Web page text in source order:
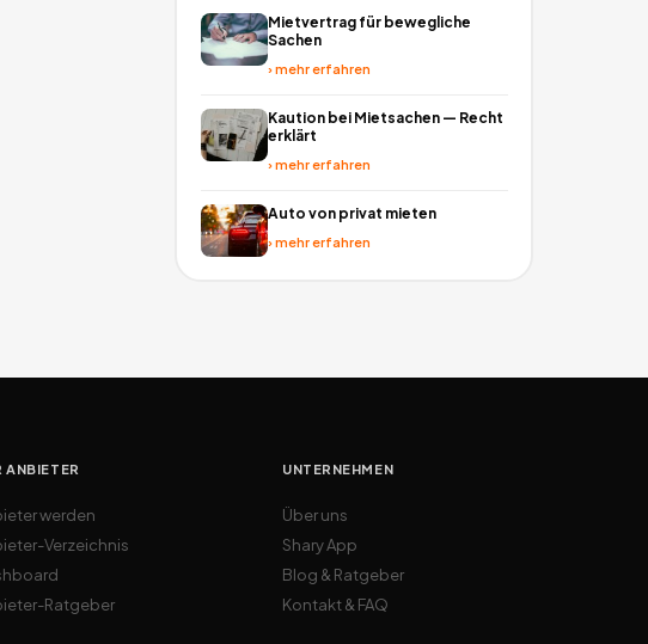
Mietvertrag für bewegliche
Sachen
›mehr erfahren
Kaution bei Mietsachen — Recht
erklärt
›mehr erfahren
Auto von privat mieten
›mehr erfahren
ANBIETER
werden
Verzeichnis
Ratgeber
UNTERNEHMEN
Über uns
Shary App
Blog & Ratgeber
Kontakt & FAQ